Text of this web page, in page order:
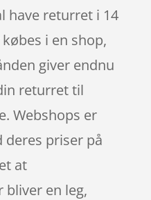
have returret i 14
i en shop,
giver endnu
returret til
Webshops er
priser på
at
bliver en leg,